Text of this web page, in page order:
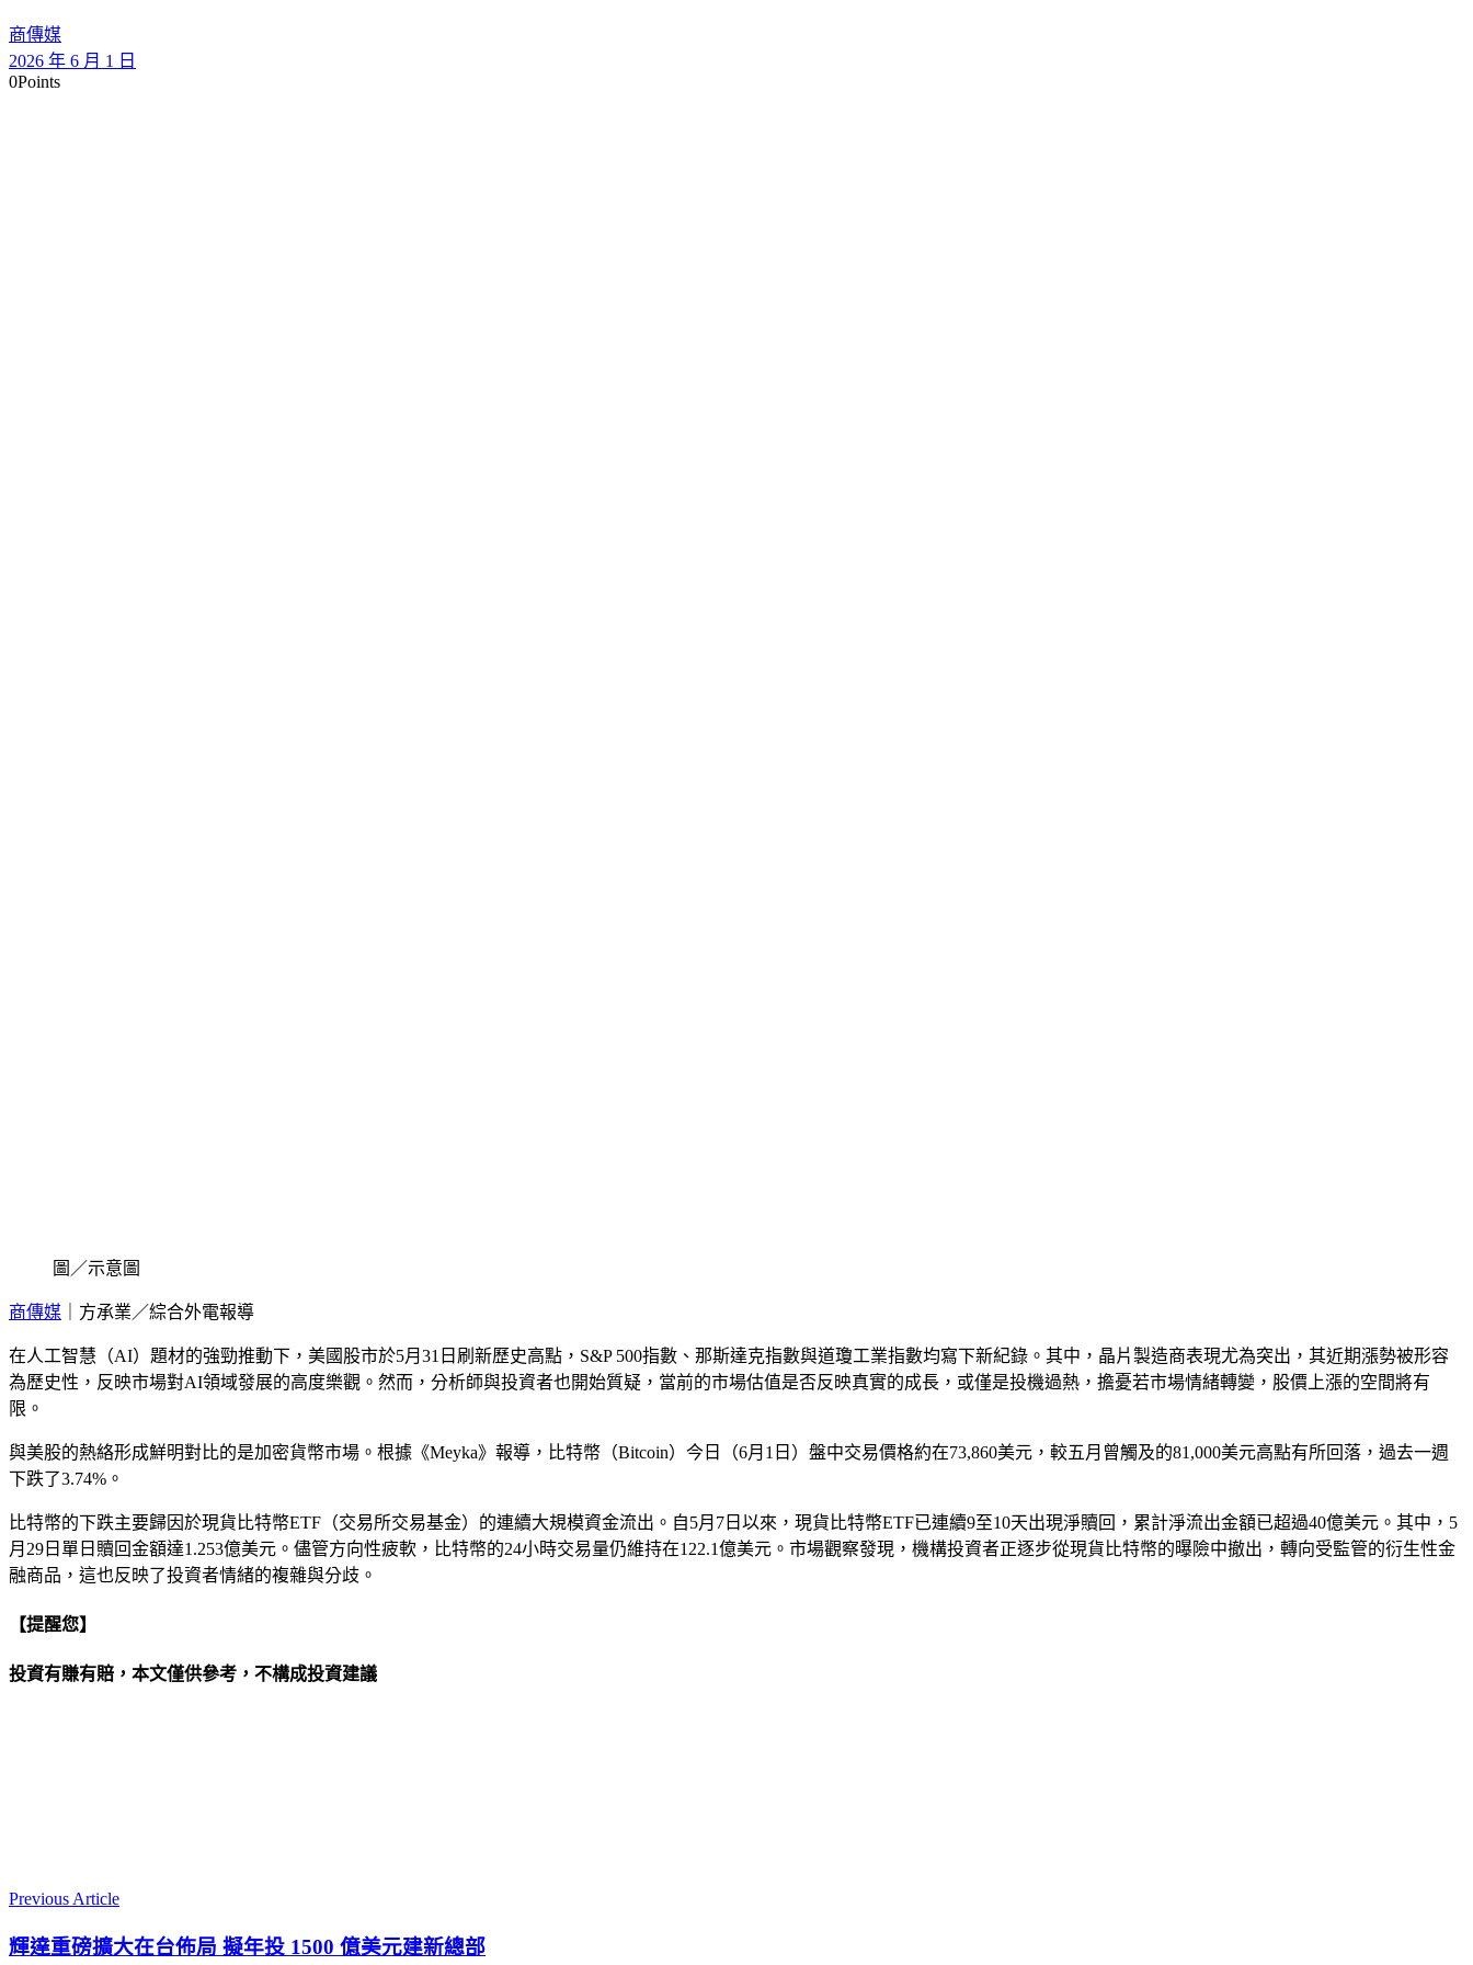
商傳媒
2026 年 6 月 1 日
0Points
圖／示意圖
商傳媒 ｜方承業／綜合外電報導
在人工智慧（AI）題材的強勁推動下，美國股市於5月31日刷新歷史高點，S&P 500指數、那斯達克指數與道瓊工業指數均寫下新紀錄。其中，晶片製造商表現尤為突出，其近期漲勢被形容
為歷史性，反映市場對AI領域發展的高度樂觀。然而，分析師與投資者也開始質疑，當前的市場估值是否反映真實的成長，或僅是投機過熱，擔憂若市場情緒轉變，股價上漲的空間將有
限。
與美股的熱絡形成鮮明對比的是加密貨幣市場。根據《Meyka》報導，比特幣（Bitcoin）今日（6月1日）盤中交易價格約在73,860美元，較五月曾觸及的81,000美元高點有所回落，過去一週
下跌了3.74%。
比特幣的下跌主要歸因於現貨比特幣ETF（交易所交易基金）的連續大規模資金流出。自5月7日以來，現貨比特幣ETF已連續9至10天出現淨贖回，累計淨流出金額已超過40億美元。其中，5
月29日單日贖回金額達1.253億美元。儘管方向性疲軟，比特幣的24小時交易量仍維持在122.1億美元。市場觀察發現，機構投資者正逐步從現貨比特幣的曝險中撤出，轉向受監管的衍生性金
融商品，這也反映了投資者情緒的複雜與分歧。
【提醒您】
投資有賺有賠，本文僅供參考，不構成投資建議
Previous Article
輝達重磅擴大在台佈局 擬年投 1500 億美元建新總部